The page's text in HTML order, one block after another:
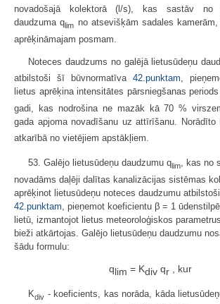
novadošajā kolektorā (l/s), kas sastāv no
daudzuma qlim no atsevišķām sadales
aprēķināmajam posmam.
Noteces daudzums no galējā lietusūdeņu
atbilstoši šī būvnormatīva 42.punktam,
lietus aprēķina intensitātes pārsniegšanas
gadi, kas nodrošina ne mazāk kā 70 %
gada apjoma novadīšanu uz attīrīšanu. Norādīto
atkarībā no vietējiem apstākļiem.
53. Galējo lietusūdeņu daudzumu qlim, kas no
novadāms daļēji dalītas kanalizācijas sistēmas
aprēķinot lietusūdeņu noteces daudzumu
42.punktam , pieņemot koeficientu β = 1
lietū, izmantojot lietus meteoroloģiskos
bieži atkārtojas. Galējo lietusūdeņu daudzumu
šādu formulu:
qlim = Kdiv qr , kur
Kdiv - koeficients, kas norāda, kāda